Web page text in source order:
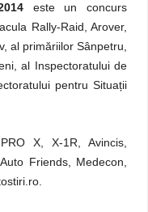
este un concurs
Rally-Raid, Arover,
al primăriilor Sânpetru,
al Inspectoratului de
pentru Situații
X, X-1R, Avincis,
Friends, Medecon,